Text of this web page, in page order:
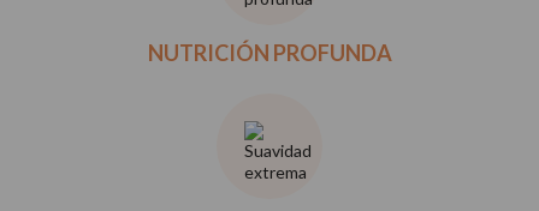
NUTRICIÓN PROFUNDA